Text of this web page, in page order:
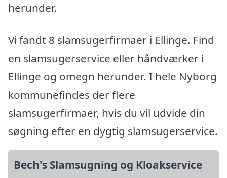
herunder.
Vi fandt 8 slamsugerfirmaer i Ellinge. Find
en slamsugerservice eller håndværker i
Ellinge og omegn herunder. I hele Nyborg
kommunefindes der flere
slamsugerfirmaer, hvis du vil udvide din
søgning efter en dygtig slamsugerservice.
Bech's Slamsugning og Kloakservice